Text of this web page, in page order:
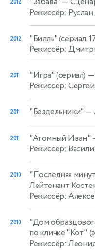
2012
Режиссёр:
2012 "Билль" (сериал.
Режиссёр:
2011 "Игра" (сериал) —
Режиссёр:
2011 "Бездельники" —
2011 "Атомный Иван"
Режиссёр:
2010 "Последняя
Лейтенант
Режиссёр:
2010 "Дом
по кличке "Кот"
Режиссёр: